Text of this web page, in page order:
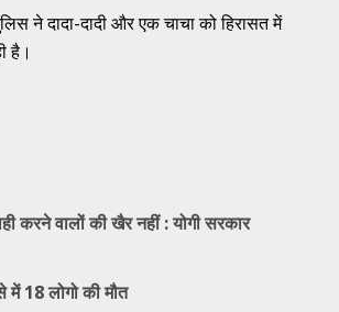
ने दादा-दादी और एक चाचा को हिरासत में
है।
करने वालों की खैर नहीं : योगी सरकार
में 18 लोगो की मौत